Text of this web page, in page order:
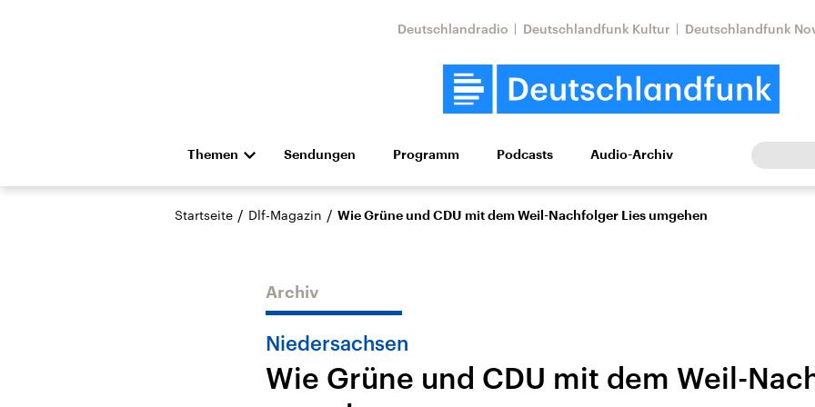
Deutschlandradio Deutschlandfunk Kultur Deutschlandfunk
Themen
Die Nachrichten Politik Wirtschaft Wissen Kultur Europa
Hörspiel und Feature Musik
Landtagswahl Sachsen-
USA
Nahostkonflikt
Iran
Sendungen Programm Podcasts Audio-Archiv
Startseite / Dlf-Magazin / Wie Grüne und CDU mit dem Weil-Nachfolger Lies umgehen
Archiv
Niedersachsen
Wie Grüne und CDU mit dem Weil-